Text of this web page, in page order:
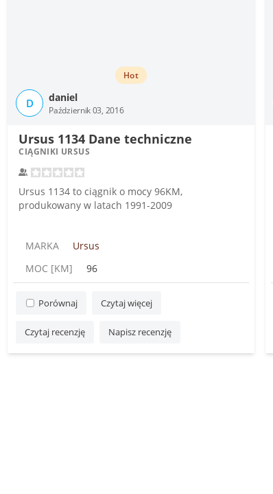
D daniel
Październik 03, 2016
Hot
Ursus 1134 Dane techniczne
CIĄGNIKI URSUS
Ursus 1134 to ciągnik o mocy 96KM,
produkowany w latach 1991-2009
MARKA
Ursus
MOC [KM]
96
Porównaj Czytaj więcej
Czytaj recenzję Napisz recenzję